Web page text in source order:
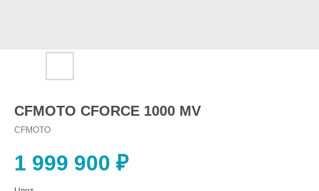
CFMOTO CFORCE 1000 MV
CFMOTO
1 999 900 ₽